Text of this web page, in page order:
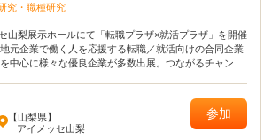
究・職種研究
山梨展示ホールにて「転職プラザ×就活プラザ」を開催
元企業で働く人を応援する転職／就活向けの合同企業
中心に様々な優良企業が多数出展。つながるチャンス
【山梨県】
アイメッセ山梨
参加